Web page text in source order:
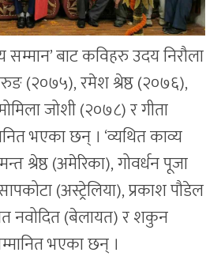
सम्मान’ बाट कविहरु उदय निरौला
(२०७५), रमेश श्रेष्ठ (२०७६),
जोशी (२०७८) र गीता
भएका छन् । ‘व्यथित काव्य
श्रेष्ठ (अमेरिका), गोवर्धन पूजा
(अस्ट्रेलिया), प्रकाश पौडेल
नवोदित (बेलायत) र शकुन
भएका छन् ।